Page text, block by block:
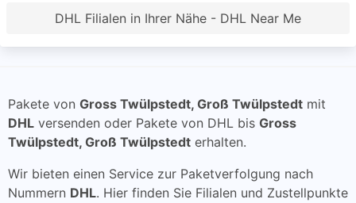
DHL Filialen in Ihrer Nähe - DHL Near Me
Pakete von Gross Twülpstedt, Groß Twülpstedt mit
DHL versenden oder Pakete von DHL bis Gross
Twülpstedt, Groß Twülpstedt erhalten.
Wir bieten einen Service zur Paketverfolgung nach
Nummern DHL. Hier finden Sie Filialen und Zustellpunkte